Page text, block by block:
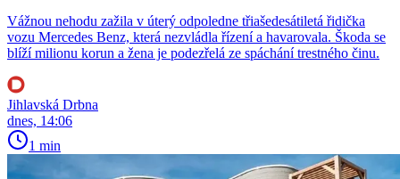
Vážnou nehodu zažila v úterý odpoledne třiašedesátiletá řidička
vozu Mercedes Benz, která nezvládla řízení a havarovala. Škoda se
blíží milionu korun a žena je podezřelá ze spáchání trestného činu.
Jihlavská Drbna
dnes, 14:06
1 min